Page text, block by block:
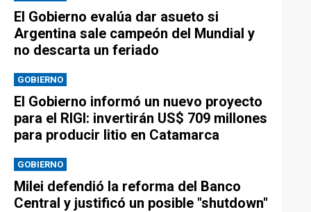
El Gobierno evalúa dar asueto si
Argentina sale campeón del Mundial y
no descarta un feriado
GOBIERNO
El Gobierno informó un nuevo proyecto
para el RIGI: invertirán US$ 709 millones
para producir litio en Catamarca
GOBIERNO
Milei defendió la reforma del Banco
Central y justificó un posible "shutdown"